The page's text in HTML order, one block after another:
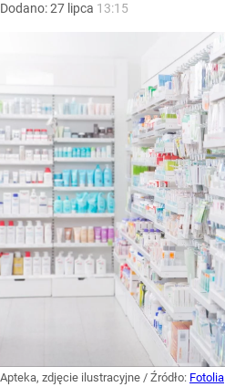
Dodano:27 lipca 13:15
Apteka, zdjęcie ilustracyjne / Źródło: Fotolia